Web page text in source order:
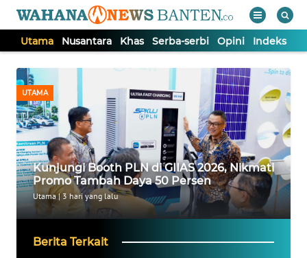
Utama Nusantara Khas Serba-serbi Opini Indeks
UTAMA
Kunjungi Booth PLN di GIIAS 2026, Nikmati
Promo Tambah Daya 50 Persen
Utama|3 hari yang lalu
Berita Terkait
Tutup
UTAMA
NUSANTARA
KHAS
SERBA-